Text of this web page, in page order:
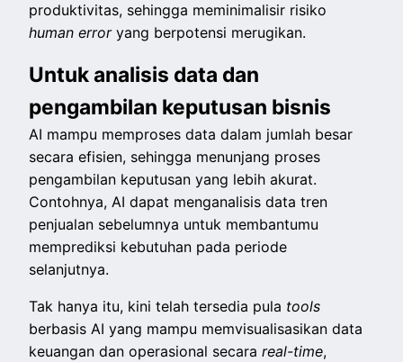
produktivitas, sehingga meminimalisir risiko
human erroryang berpotensi merugikan.
Untuk analisis data dan
pengambilan keputusan bisnis
AI mampu memproses data dalam jumlah besar
secara efisien, sehingga menunjang proses
pengambilan keputusan yang lebih akurat.
Contohnya, AI dapat menganalisis data tren
penjualan sebelumnya untuk membantumu
memprediksi kebutuhan pada periode
selanjutnya.
Tak hanya itu, kini telah tersedia pula tools
berbasis AI yang mampu memvisualisasikan data
keuangan dan operasional secarareal-time,